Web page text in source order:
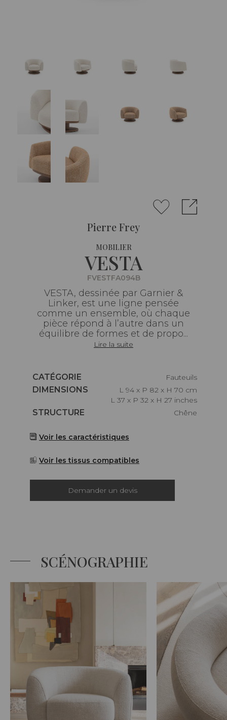
Pierre Frey
MOBILIER
VESTA
FVESTFA094B
VESTA, dessinée par Garnier &
Linker, est une ligne pensée
comme un ensemble, où chaque
pièce répond à l’autre dans un
équilibre de formes et de propo...
Lire la suite
Caractéristiques
CATÉGORIE
Fauteuils
Caractéristiques
DIMENSIONS
L 94 x P 82 x H 70 cm
L 37 x P 32 x H 27 inches
Caractéristiques
STRUCTURE Chêne
Voir les caractéristiques
Voir les tissus compatibles
Demander un devis
SCÉNOGRAPHIE